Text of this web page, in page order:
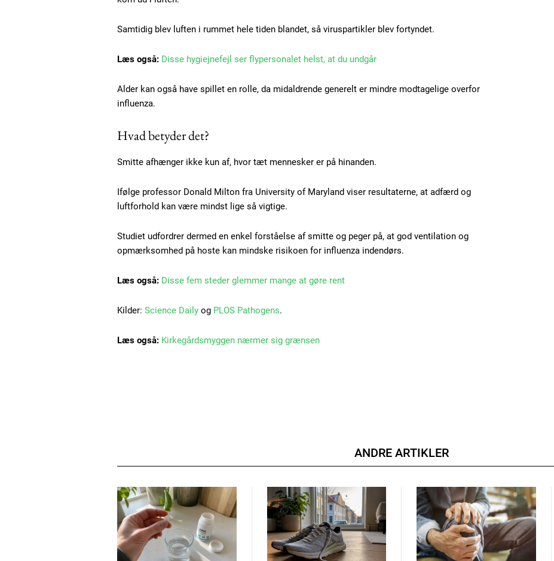
Ut mollis pellentesque tortor
Nullam eu erat condimentum
Orci varius natoque dolor
Ut mollis pellentesque tortor
Samtidig blev luften i rummet hele tiden blandet, så viruspartikler blev fortyndet.
Læs også: Disse hygiejnefejl ser flypersonalet helst, at du undgår
Alder kan også have spillet en rolle, da midaldrende generelt er mindre modtagelige overfor
influenza.
Hvad betyder det?
Smitte afhænger ikke kun af, hvor tæt mennesker er på hinanden.
Ifølge professor Donald Milton fra University of Maryland viser resultaterne, at adfærd og
luftforhold kan være mindst lige så vigtige.
Studiet udfordrer dermed en enkel forståelse af smitte og peger på, at god ventilation og
opmærksomhed på hoste kan mindske risikoen for influenza indendørs.
Læs også: Disse fem steder glemmer mange at gøre rent
Kilder: Science Daily og PLOS Pathogens.
Læs også: Kirkegårdsmyggen nærmer sig grænsen
ANDRE ARTIKLER